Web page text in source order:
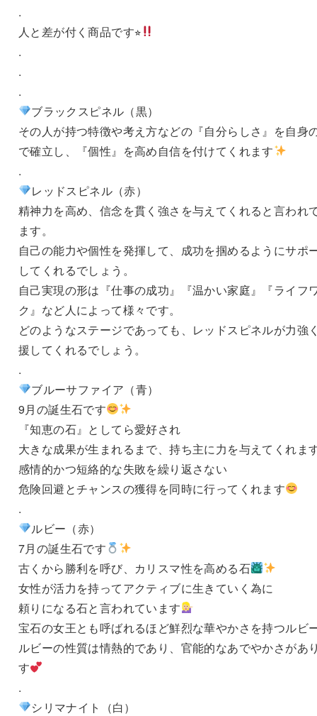
.
人と差が付く商品です⭐︎
.
.
.
ブラックスピネル（黒）
その人が持つ特徴や考え方などの『自分らしさ』を自身
で確立し、『個性』を高め自信を付けてくれます
.
レッドスピネル（赤）
精神力を高め、信念を貫く強さを与えてくれると言われ
ます。
自己の能力や個性を発揮して、成功を掴めるようにサポ
してくれるでしょう。
自己実現の形は『仕事の成功』『温かい家庭』『ライフ
ク』など人によって様々です。
どのようなステージであっても、レッドスピネルが力強
援してくれるでしょう。
.
ブルーサファイア（青）
9月の誕生石です
『知恵の石』としてら愛好され
大きな成果が生まれるまで、持ち主に力を与えてくれま
感情的かつ短絡的な失敗を繰り返さない
危険回避とチャンスの獲得を同時に行ってくれます
.
ルビー（赤）
7月の誕生石です
古くから勝利を呼び、カリスマ性を高める石
女性が活力を持ってアクティブに生きていく為に
頼りになる石と言われています
宝石の女王とも呼ばれるほど鮮烈な華やかさを持つルビ
ルビーの性質は情熱的であり、官能的なあでやかさがあ
す
.
シリマナイト（白）